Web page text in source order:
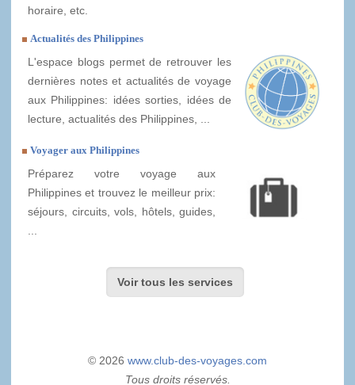
horaire, etc.
Actualités des Philippines
L'espace blogs permet de retrouver les
dernières notes et actualités de voyage
aux Philippines: idées sorties, idées de
lecture, actualités des Philippines, ...
Voyager aux Philippines
Préparez votre voyage aux
Philippines et trouvez le meilleur prix:
séjours, circuits, vols, hôtels, guides,
Voir tous les services
© 2026 www.club-des-voyages.com
Tous droits réservés.